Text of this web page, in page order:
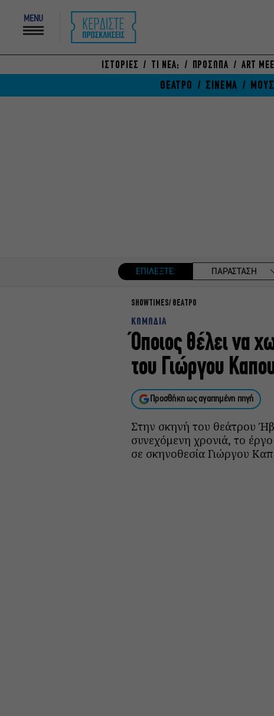
MENU
ΙΣΤΟΡΙΕΣ ΤΙ ΝΕΑ; ΠΡΟΣΩΠΑ ART
ΘΕΑΤΡΟ ΣΙΝΕΜΑ
ΕΠΙΛΕΞΤΕ: ΠΑΡΑΣΤΑΣΗ
SHOWTIMES ΘΕΑΤΡΟ
ΚΩΜΩΔΙΑ
Όποιος θέλει να
του Γιώργου
Προσθήκη ως αγαπημένη πηγή
Στην σκηνή του θεάτρου
συνεχόμενη χρονιά, το
σε σκηνοθεσία Γιώργου